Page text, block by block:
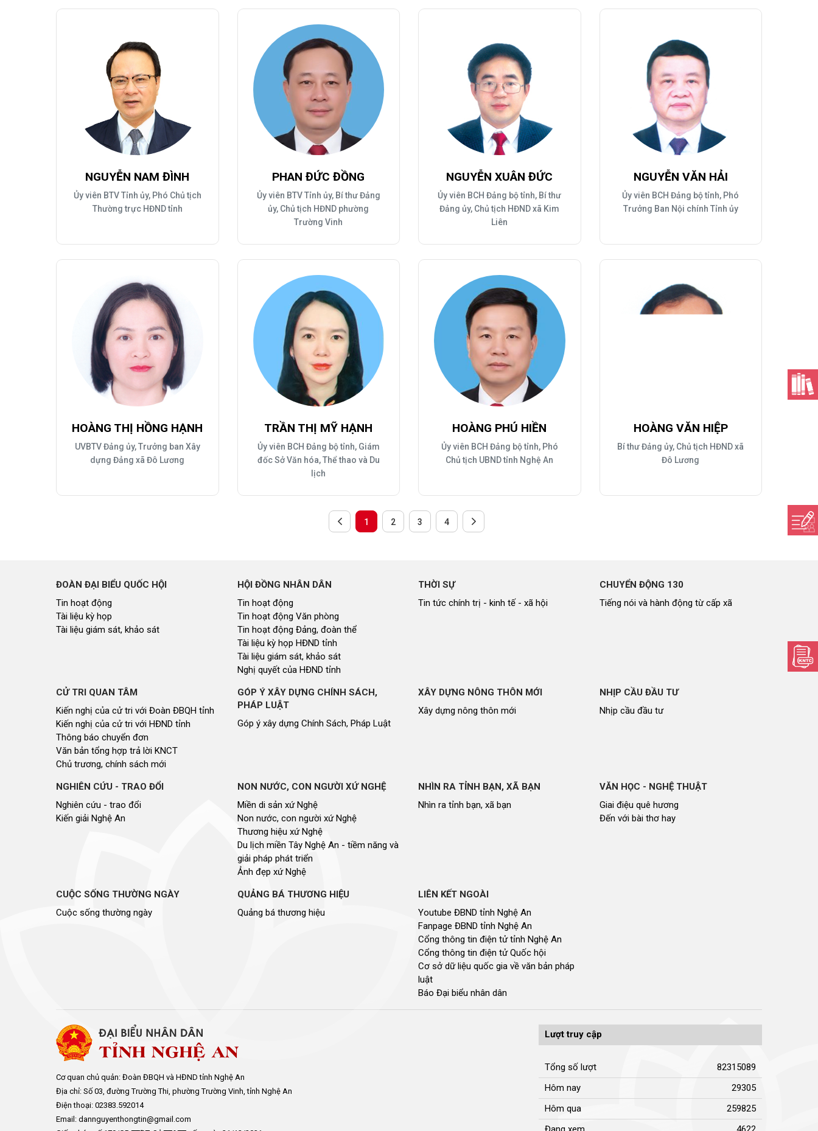
NGUYỄN NAM ĐÌNH
Ủy viên BTV Tỉnh ủy, Phó Chủ tịch
Thường trực HĐND tỉnh
PHAN ĐỨC ĐỒNG
Ủy viên BTV Tỉnh ủy, Bí thư Đảng
ủy, Chủ tịch HĐND phường
Trường Vinh
NGUYỄN XUÂN ĐỨC
Ủy viên BCH Đảng bộ tỉnh, Bí thư
Đảng ủy, Chủ tịch HĐND xã Kim
Liên
NGUYỄN VĂN HẢI
Ủy viên BCH Đảng bộ tỉnh, Phó
Trưởng Ban Nội chính Tỉnh ủy
HOÀNG THỊ HỒNG HẠNH
UVBTV Đảng ủy, Trưởng ban Xây
dựng Đảng xã Đô Lương
TRẦN THỊ MỸ HẠNH
Ủy viên BCH Đảng bộ tỉnh, Giám
đốc Sở Văn hóa, Thể thao và Du
lịch
HOÀNG PHÚ HIỀN
Ủy viên BCH Đảng bộ tỉnh, Phó
Chủ tịch UBND tỉnh Nghệ An
HOÀNG VĂN HIỆP
Bí thư Đảng ủy, Chủ tịch HĐND xã
Đô Lương
1 2 3 4
ĐOÀN ĐẠI BIỂU QUỐC HỘI
Tin hoạt động
Tài liệu kỳ họp
Tài liệu giám sát, khảo sát
HỘI ĐỒNG NHÂN DÂN
Tin hoạt động
Tin hoạt động Văn phòng
Tin hoạt động Đảng, đoàn thể
Tài liệu kỳ họp HĐND tỉnh
Tài liệu giám sát, khảo sát
Nghị quyết của HĐND tỉnh
THỜI SỰ
Tin tức chính trị - kinh tế - xã hội
CHUYỂN ĐỘNG 130
Tiếng nói và hành động từ cấp xã
CỬ TRI QUAN TÂM
Kiến nghị của cử tri với Đoàn ĐBQH tỉnh
Kiến nghị của cử tri với HĐND tỉnh
Thông báo chuyển đơn
Văn bản tổng hợp trả lời KNCT
Chủ trương, chính sách mới
GÓP Ý XÂY DỰNG CHÍNH SÁCH,
PHÁP LUẬT
Góp ý xây dựng Chính Sách, Pháp Luật
XÂY DỰNG NÔNG THÔN MỚI
Xây dựng nông thôn mới
NHỊP CẦU ĐẦU TƯ
Nhịp cầu đầu tư
NGHIÊN CỨU - TRAO ĐỔI
Nghiên cứu - trao đổi
Kiến giải Nghệ An
NON NƯỚC, CON NGƯỜI XỨ NGHỆ
Miền di sản xứ Nghệ
Non nước, con người xứ Nghệ
Thương hiệu xứ Nghệ
Du lịch miền Tây Nghệ An - tiềm năng và
giải pháp phát triển
Ảnh đẹp xứ Nghệ
NHÌN RA TỈNH BẠN, XÃ BẠN
Nhìn ra tỉnh bạn, xã bạn
VĂN HỌC - NGHỆ THUẬT
Giai điệu quê hương
Đến với bài thơ hay
CUỘC SỐNG THƯỜNG NGÀY
Cuộc sống thường ngày
QUẢNG BÁ THƯƠNG HIỆU
Quảng bá thương hiệu
LIÊN KẾT NGOÀI
Youtube ĐBND tỉnh Nghệ An
Fanpage ĐBND tỉnh Nghệ An
Cổng thông tin điện tử tỉnh Nghệ An
Cổng thông tin điện tử Quốc hội
Cơ sở dữ liệu quốc gia về văn bản pháp
luật
Báo Đại biểu nhân dân
Cơ quan chủ quản: Đoàn ĐBQH và HĐND tỉnh Nghệ An
Địa chỉ: Số 03, đường Trường Thi, phường Trường Vinh, tỉnh Nghệ An
Điện thoại: 02383.592014
Email: dannguyenthongtin@gmail.com
Lượt truy cập
Tổng số lượt
82315089
Hôm nay
29305
Hôm qua
259825